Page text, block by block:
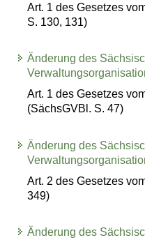
Art. 1 des Gesetzes
S. 130, 131)
Änderung des
Art. 1 des Gesetzes
(SächsGVBl. S. 47)
Änderung des
Art. 2 des Gesetzes
349)
Änderung des